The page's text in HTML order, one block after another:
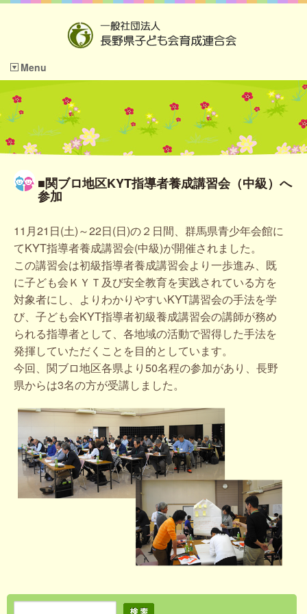
Menu
■関ブロ地区KYT指導者養成講習会（中級）へ
参加
11月21日(土)～22日(日)の２日間、群馬県青少年会館に
てKYT指導者養成講習会(中級)が開催されました。
この講習会は初級指導者養成講習会より一歩進み、既
に子ども会ＫＹＴ及び安全教育を実践されている方を
対象者にし、よりわかりやすいKYT講習会の手法を学
び、子ども会KYT指導者初級養成講習会の講師が務め
られる指導者として、各地域の活動で習得した手法を
発揮していただくことを目的としています。
今回、関ブロ地区各県より50名程の参加があり、長野
県からは3名の方が受講しました。